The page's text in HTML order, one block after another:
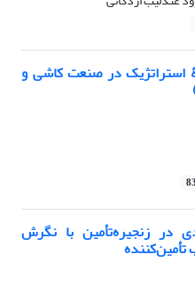
استراتژیک در صنعت کاشی و
در زنجیره‌تأمین با نگرش
تأمین‌کننده